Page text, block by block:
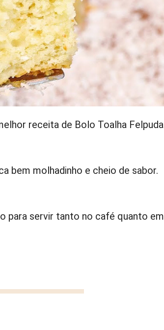
receita de Bolo Toalha Felpuda
bem molhadinho e cheio de sabor.
para servir tanto no café quanto em